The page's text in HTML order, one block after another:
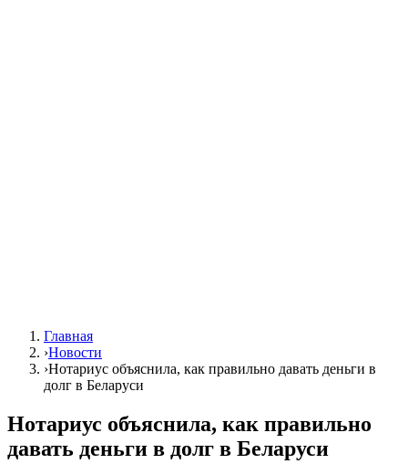
Главная
›Новости
›Нотариус объяснила, как правильно давать деньги в
долг в Беларуси
Нотариус объяснила, как правильно
давать деньги в долг в Беларуси